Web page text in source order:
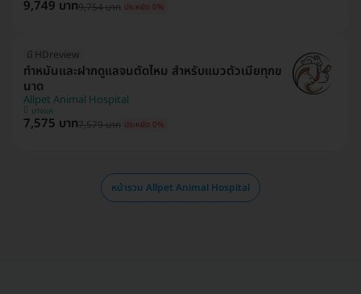
9,749 บาท9,754 บาท ประหยัด 0%
มี HDreview
ทำหมันและฝากดูแลจนตัดไหม สำหรับแมวตัวเมียทุกข
นาด
Allpet Animal Hospital
บางแค
7,575 บาท7,579 บาท ประหยัด 0%
หน้ารวม Allpet Animal Hospital